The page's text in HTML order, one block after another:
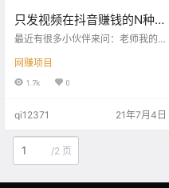
只发视频在抖音赚钱的N种方
式，日入1000+！
最近有很多小伙伴来问：老师我的
一下？为什么播放量这么低？ 在此
给大家分享一下如何检测你的抖音
作者服务中心，往最下面滑，点击
测自己的账号是否正常。 像我检测
自己账号的时候，结果提示就有一
条作品违规了，并且也告诉我如何
优化。 另外再给小伙伴们分享抖音1
网赚项目
1.7k 0
qi12371 21年7月4日
/2 页